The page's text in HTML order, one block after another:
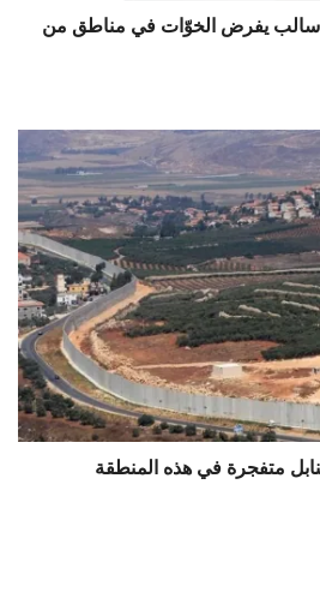
سالب يفرض الخوّات في مناطق من
متفجرة في هذه المنطقة